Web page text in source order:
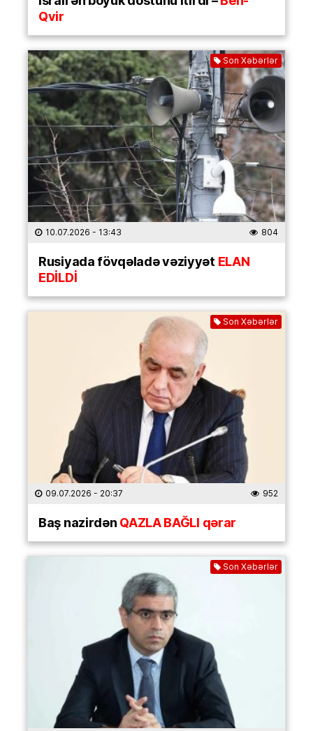
Qvir
Son Xəbərlər
10.07.2026 - 13:43 804
Rusiyada fövqəladə vəziyyət ELAN
EDİLDİ
Son Xəbərlər
09.07.2026 - 20:37 952
Baş nazirdənQAZLA BAĞLI qərar
Son Xəbərlər